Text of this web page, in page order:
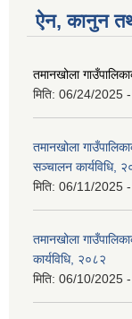
ऐन, कानुन
तमानखोला
मिति: 06/24/2025
तमानखोला
सञ्चालन कार्यविधि,
मिति: 06/11/2025
तमानखोला
कार्यविधि, २०८२
मिति: 06/10/2025